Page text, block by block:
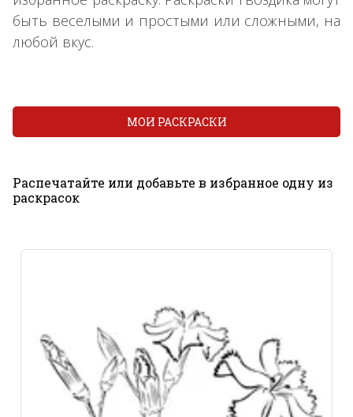
быть веселыми и простыми или сложными, на
любой вкус.
Распечатайте или добавьте в избранное одну из
раскрасок
МОИ РАСКРАСКИ